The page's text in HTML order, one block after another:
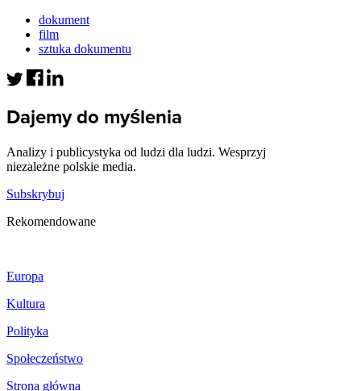
dokument
film
sztuka dokumentu
Dajemy do myślenia
Analizy i publicystyka od ludzi dla ludzi. Wesprzyj
niezależne polskie media.
Subskrybuj
Rekomendowane
Europa
Kultura
Polityka
Społeczeństwo
Strona główna